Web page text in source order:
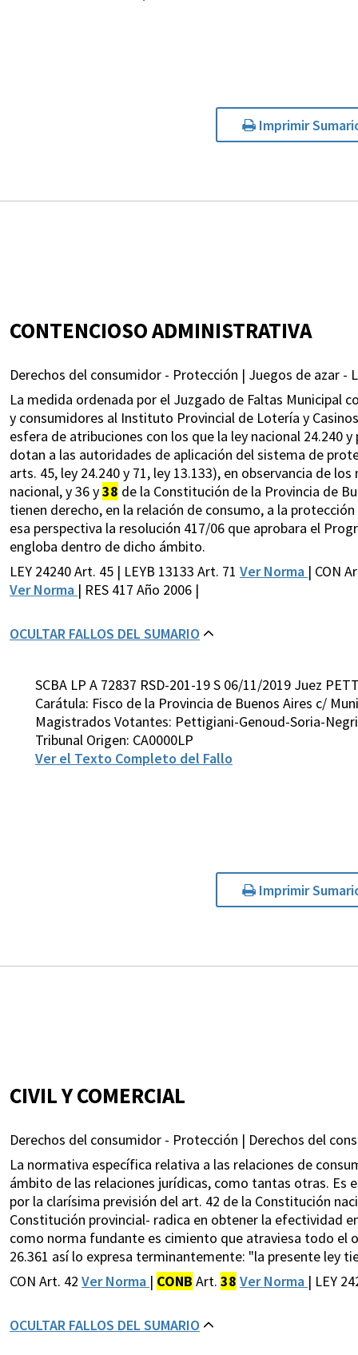
Imprimir
CONTENCIOSO ADMINISTRATIVA
Derechos del consumidor - Protección | Juegos de azar -
La medida ordenada por el Juzgado de Faltas Municipal
y consumidores al Instituto Provincial de Lotería y
esfera de atribuciones con los que la ley nacional 24.240
dotan a las autoridades de aplicación del sistema de
arts. 45, ley 24.240 y 71, ley 13.133), en observancia de
nacional, y 36 y38 de la Constitución de la Provincia de
tienen derecho, en la relación de consumo, a la
esa perspectiva la resolución 417/06 que aprobara el
engloba dentro de dicho ámbito.
LEY 24240 Art. 45 | LEYB 13133 Art. 71 Ver Norma | CON
Ver Norma | RES 417 Año 2006 |
OCULTAR FALLOS DEL SUMARIO
SCBA LP A 72837 RSD-201-19 S 06/11/2019 Juez
Carátula: Fisco de la Provincia de Buenos Aires c/
Magistrados Votantes: Pettigiani-Genoud-Soria-
Tribunal Origen: CA0000LP
Ver el Texto Completo del Fallo
Imprimir
CIVIL Y COMERCIAL
Derechos del consumidor - Protección | Derechos del
La normativa específica relativa a las relaciones de
ámbito de las relaciones jurídicas, como tantas otras. Es
por la clarísima previsión del art. 42 de la Constitución
Constitución provincial- radica en obtener la efectividad
como norma fundante es cimiento que atraviesa todo el
26.361 así lo expresa terminantemente: "la presente ley
CON Art. 42 Ver Norma | CONB Art. 38 Ver Norma | LEY
OCULTAR FALLOS DEL SUMARIO